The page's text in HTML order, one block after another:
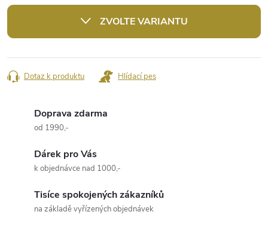
cena:
ZVOLTE VARIANTU
Dotaz k produktu Hlídací pes
Doprava zdarma
od 1990,-
Dárek pro Vás
k objednávce nad 1000,-
Tisíce spokojených zákazníků
na základě vyřízených objednávek